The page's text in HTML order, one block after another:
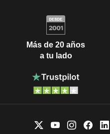
Más de 20 años
a tu lado